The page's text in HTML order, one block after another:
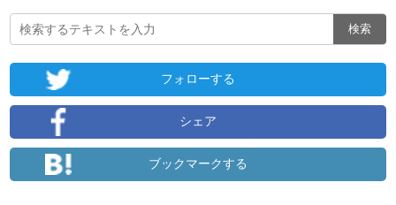
フォローする
シェア
ブックマークする